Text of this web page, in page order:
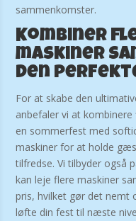
sammenkomster.
Kombiner
maskiner
den
For at skabe den
anbefaler vi at
en sommerfest med
maskiner for at holde
tilfredse. Vi tilbyder også
kan leje flere maskiner
pris, hvilket gør det nemt
løfte din fest til næste